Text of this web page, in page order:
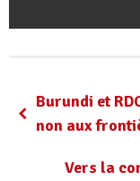
Burundi et
non aux
Vers la